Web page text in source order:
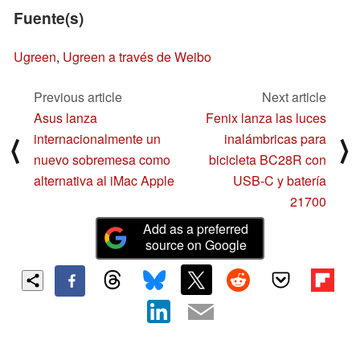
Fuente(s)
Ugreen, Ugreen a través de Weibo
⟨
Previous article
Asus lanza
internacionalmente un
nuevo sobremesa como
alternativa al iMac Apple
Next article
Fenix lanza las luces
inalámbricas para
bicicleta BC28R con
USB-C y batería
21700
⟩
Add as a preferred
source on Google